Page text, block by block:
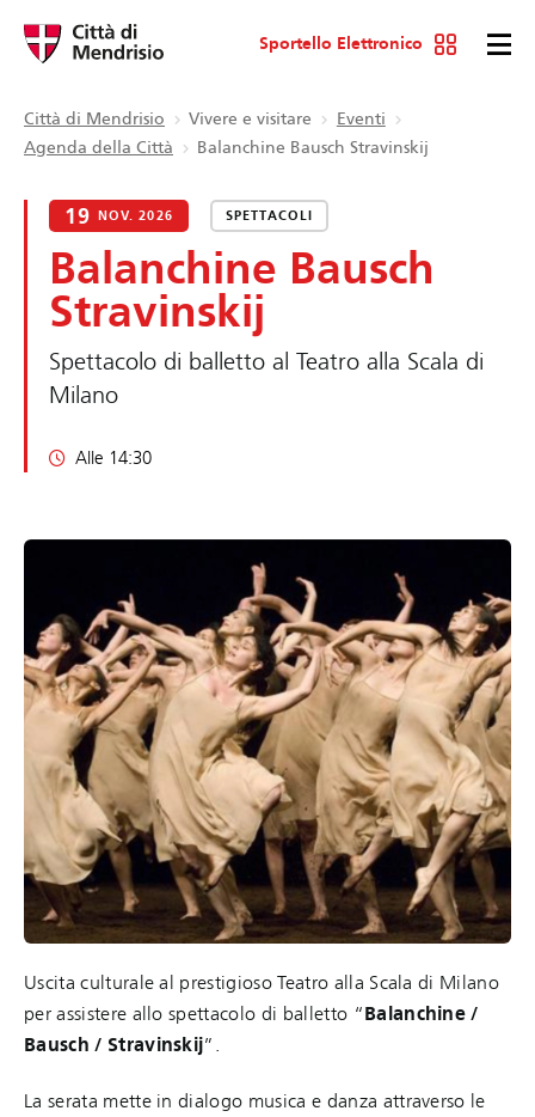
Sportello Elettronico
Città di Mendrisio Vivere e visitare
Eventi
Agenda della Città
Balanchine Bausch Stravinskij
19 NOV. 2026 SPETTACOLI
Balanchine Bausch
Stravinskij
Spettacolo di balletto al Teatro alla Scala di
Milano
Alle 14:30
Uscita culturale al prestigioso Teatro alla Scala di Milano
per assistere allo spettacolo di balletto “Balanchine /
Bausch / Stravinskij”.
La serata mette in dialogo musica e danza attraverso le